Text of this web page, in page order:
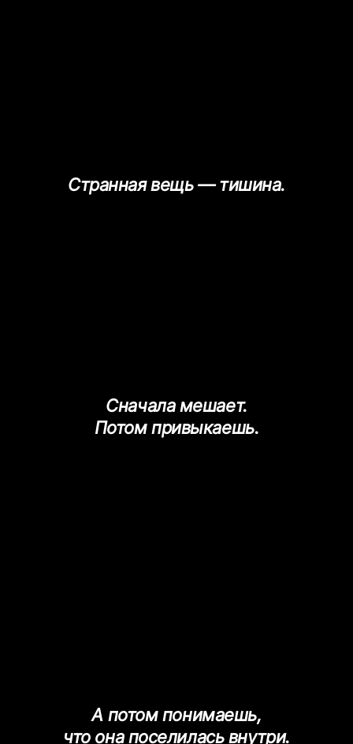
Странная вещь — тишина.
Сначала мешает.
Потом привыкаешь.
А потом понимаешь,
что она поселилась внутри.